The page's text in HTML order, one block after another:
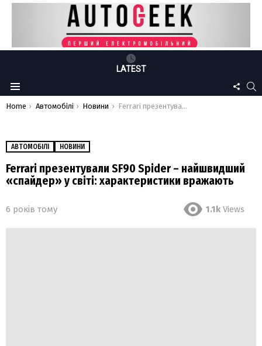
LATEST
Menu
US
You are here:
Home Автомобілі Новини Ferrari презентували SF90 Spider – найшвидший «спайдер» у світі: характеристики вражають
АВТОМОБІЛІ НОВИНИ
Ferrari презентували SF90 Spider – найшвидший
«спайдер» у світі: характеристики вражають
6 років тому 1.1k Views